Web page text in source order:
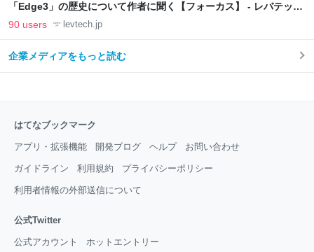
「Edge3」の歴史について作者に聞く【フォーカス】 - レバテック
LAB
90 users levtech.jp
企業メディアをもっと読む
はてなブックマーク
アプリ・拡張機能 開発ブログ ヘルプ お問い合わせ
ガイドライン 利用規約 プライバシーポリシー
利用者情報の外部送信について
公式Twitter
公式アカウント ホットエントリー